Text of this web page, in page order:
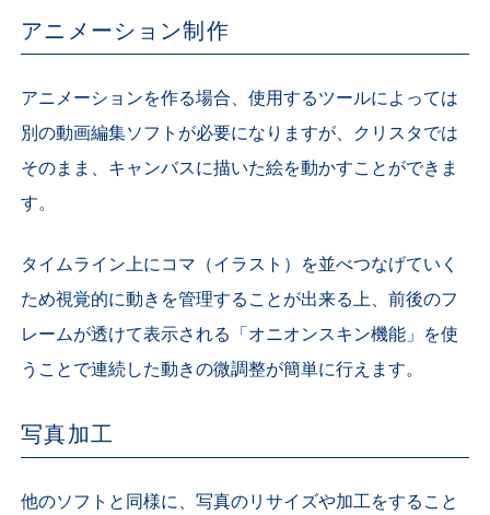
アニメーション制作
アニメーションを作る場合、使用するツールによっては
別の動画編集ソフトが必要になりますが、クリスタでは
そのまま、キャンバスに描いた絵を動かすことができま
す。
タイムライン上にコマ（イラスト）を並べつなげていく
ため視覚的に動きを管理することが出来る上、前後のフ
レームが透けて表示される「オニオンスキン機能」を使
うことで連続した動きの微調整が簡単に行えます。
写真加工
他のソフトと同様に、写真のリサイズや加工をすること